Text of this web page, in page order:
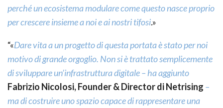
perché un ecosistema modulare come questo nasce proprio
per crescere insieme a noi e ai nostri tifosi.»
“«Dare vita a un progetto di questa portata è stato per noi
motivo di grande orgoglio. Non si è trattato semplicemente
di sviluppare un’infrastruttura digitale – ha aggiunto
Fabrizio Nicolosi, Founder & Director di Netrising –
ma di costruire uno spazio capace di rappresentare una